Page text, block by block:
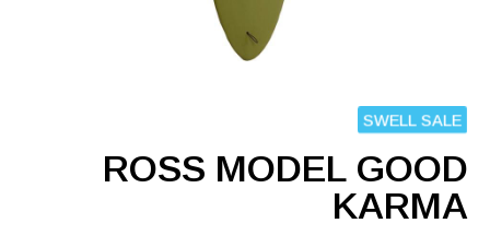
SWELL SALE
ROSS MODEL GOOD
KARMA